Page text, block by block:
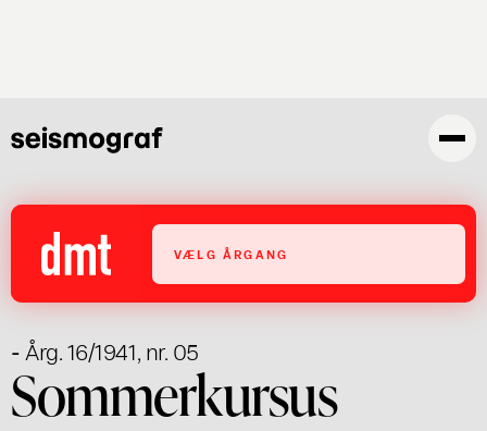
VÆLG ÅRGANG
- Årg. 16/1941, nr. 05
Sommerkursus